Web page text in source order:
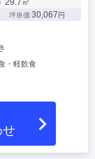
29.7㎡
坪単価 30,067円
・軽飲食
せ